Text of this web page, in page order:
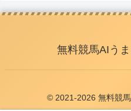
無料競馬AIう
© 2021-2026 無料競